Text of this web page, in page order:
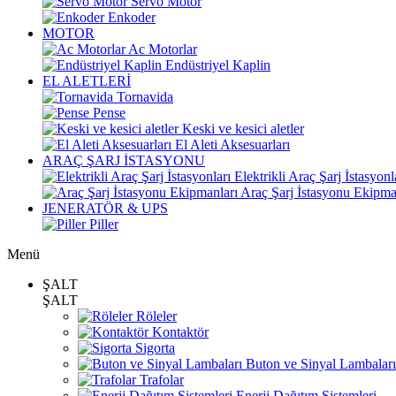
Enkoder
MOTOR
Ac Motorlar
Endüstriyel Kaplin
EL ALETLERİ
Tornavida
Pense
Keski ve kesici aletler
El Aleti Aksesuarları
ARAÇ ŞARJ İSTASYONU
Elektrikli Araç Şarj
Araç Şarj İstasyonu
JENERATÖR & UPS
Piller
Menü
ŞALT
ŞALT
Röleler
Kontaktör
Sigorta
Buton ve Sinyal Lambaları
Trafolar